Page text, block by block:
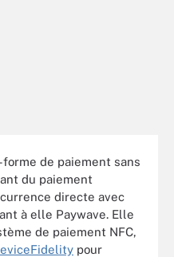
de paiement sans
du paiement
directe avec
à elle Paywave. Elle
de paiement NFC,
pour